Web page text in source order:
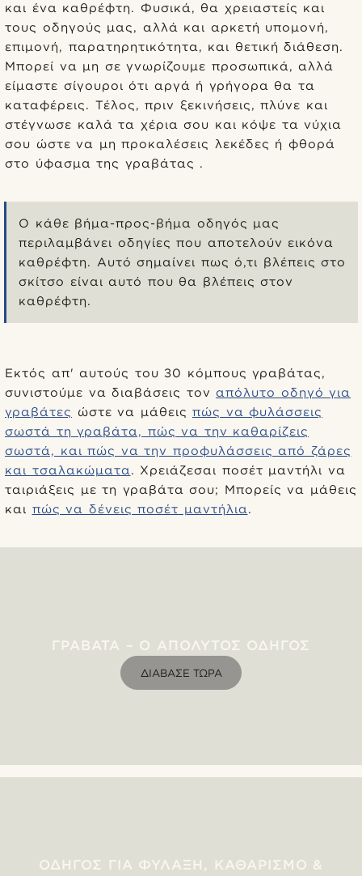
και ένα καθρέφτη. Φυσικά, θα χρειαστείς και
τους οδηγούς μας, αλλά και αρκετή υπομονή,
επιμονή, παρατηρητικότητα, και θετική διάθεση.
Μπορεί να μη σε γνωρίζουμε προσωπικά, αλλά
είμαστε σίγουροι ότι αργά ή γρήγορα θα τα
καταφέρεις. Τέλος, πριν ξεκινήσεις, πλύνε και
στέγνωσε καλά τα χέρια σου και κόψε τα νύχια
σου ώστε να μη προκαλέσεις λεκέδες ή φθορά
στο ύφασμα της γραβάτας .
Ο κάθε βήμα-προς-βήμα οδηγός μας
περιλαμβάνει οδηγίες που αποτελούν εικόνα
καθρέφτη. Αυτό σημαίνει πως ό,τι βλέπεις στο
σκίτσο είναι αυτό που θα βλέπεις στον
καθρέφτη.
Εκτός απ' αυτούς του 30 κόμπους γραβάτας,
συνιστούμε να διαβάσεις τον απόλυτο οδηγό για
γραβάτες ώστε να μάθεις πώς να φυλάσσεις
σωστά τη γραβάτα, πώς να την καθαρίζεις
σωστά, και πώς να την προφυλάσσεις από ζάρες
και τσαλακώματα. Χρειάζεσαι ποσέτ μαντήλι να
ταιριάξεις με τη γραβάτα σου; Μπορείς να μάθεις
και πώς να δένεις ποσέτ μαντήλια.
ΓΡΑΒΆΤΑ – Ο ΑΠΌΛΥΤΟΣ ΟΔΗΓΌΣ
ΔΙΆΒΑΣΕ ΤΏΡΑ
ΟΔΗΓΌΣ ΓΙΑ ΦΎΛΑΞΗ, ΚΑΘΑΡΙΣΜΌ &